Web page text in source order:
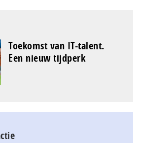
Toekomst van IT-talent.
Een nieuw tijdperk